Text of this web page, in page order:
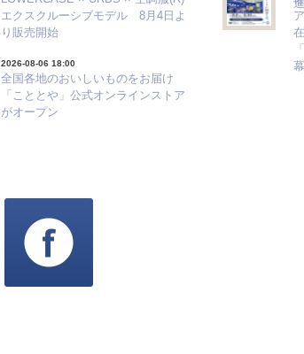
エクスクルーシブモデル 8月4日よ
り販売開始
幕
2026-08-06 18:00
全国各地のおいしいものをお届け
「こととや」公式オンラインストア
がオープン